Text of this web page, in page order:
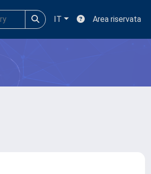
IT Area riservata